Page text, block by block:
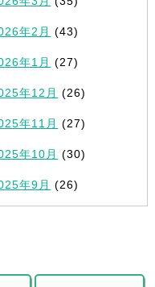
年2月 (43)
年1月 (27)
年12月 (26)
年11月 (27)
年10月 (30)
年9月 (26)